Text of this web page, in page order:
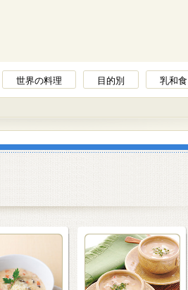
世界の料理 目的別 乳和食